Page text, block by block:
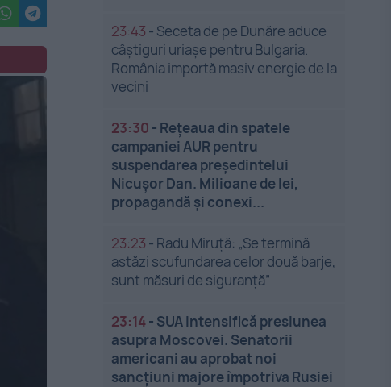
23:43 - Seceta de pe Dunăre aduce
câștiguri uriașe pentru Bulgaria.
România importă masiv energie de la
vecini
23:30 - Rețeaua din spatele
campaniei AUR pentru
suspendarea președintelui
Nicușor Dan. Milioane de lei,
propagandă și conexi...
23:23 - Radu Miruță: „Se termină
astăzi scufundarea celor două barje,
sunt măsuri de siguranţă”
23:14- SUA intensifică presiunea
asupra Moscovei. Senatorii
americani au aprobat noi
sancțiuni majore împotriva Rusiei